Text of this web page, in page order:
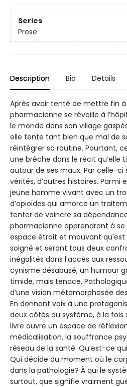
Series
Prose
Description Bio Details
Après avoir tenté de mettre fin à
pharmacienne se réveille à
le monde dans son village
elle tente tant bien que mal de
réintégrer sa routine. Pourtant,
une brèche dans le récit qu’elle
autour de ses maux. Par celle-ci
vérités, d’autres histoires. Parmi
jeune homme vivant avec un
d’opioïdes qui amorce un
tenter de vaincre sa
pharmacienne apprendront à
espace étroit et mouvant
soigné et seront tous deux
inégalités dans l’accès aux
cynisme désabusé, un humour
timide, mais tenace,
d’une vision métamorphosée
En donnant voix à une
deux côtés du système, à la fois
livre ouvre un espace de
médicalisation, la souffrance
réseau de la santé. Qu’est-ce
Qui décide du moment où le
dans la pathologie? À qui le
surtout, que signifie vraiment